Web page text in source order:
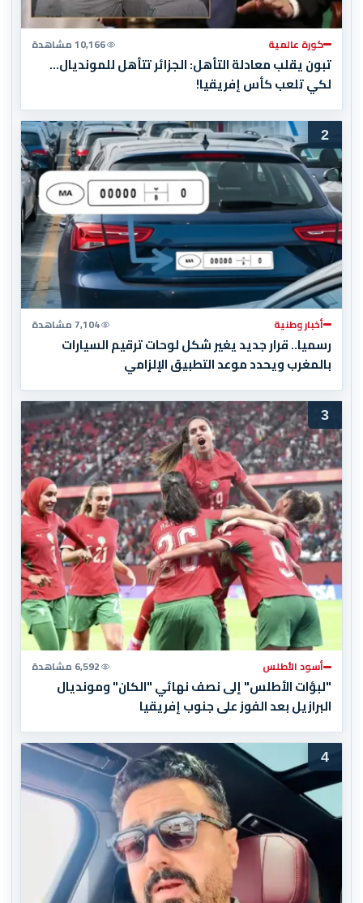
كورة عالمية 10,166 مشاهدة
تبون يقلب معادلة التأهل: الجزائر تتأهل للمونديال…
لكي تلعب كأس إفريقيا!
2
أخبار وطنية 7,104 مشاهدة
رسميا.. قرار جديد يغير شكل لوحات ترقيم السيارات
بالمغرب ويحدد موعد التطبيق الإلزامي
3
أسود الأطلس 6,592 مشاهدة
"لبؤات الأطلس" إلى نصف نهائي "الكان" ومونديال
البرازيل بعد الفوز على جنوب إفريقيا
4